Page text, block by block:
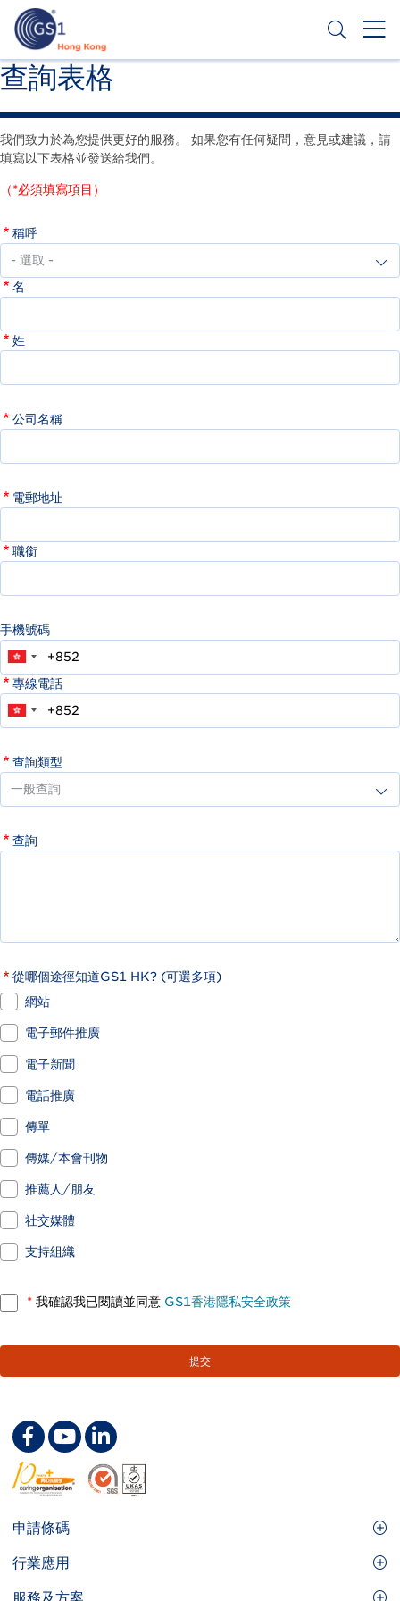
內
容
Header
Top
Second
Menu
查詢表格
我們致力於為您提供更好的服務。 如果您有任何疑問，意見或建議，請
填寫以下表格並發送給我們。
（*必須填寫項目）
稱呼
名
姓
公司名稱
電郵地址
職銜
手機號碼
專線電話
查詢類型
查詢
從哪個途徑知道GS1 HK? (可選多項)
網站
電子郵件推廣
電子新聞
電話推廣
傳單
傳媒/本會刊物
推薦人/朋友
社交媒體
支持組織
* 我確認我已閱讀並同意 GS1香港隱私安全政策
Footer
Site
Menu
申請條碼
GS1條碼
行業應用
食品及餐飲服務